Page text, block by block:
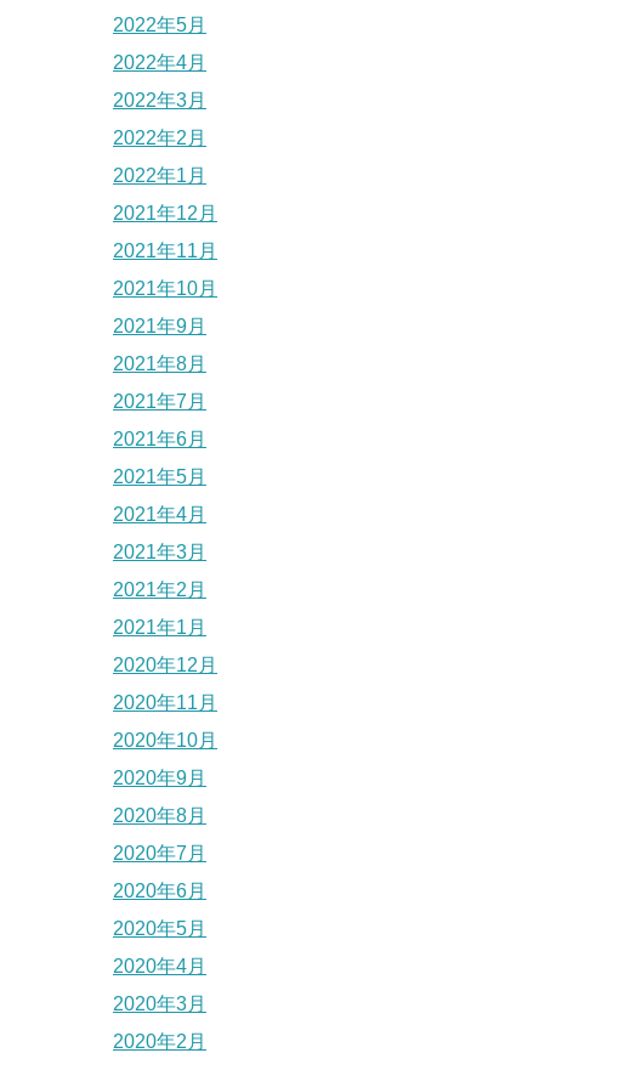
2022年5月
2022年4月
2022年3月
2022年2月
2022年1月
2021年12月
2021年11月
2021年10月
2021年9月
2021年8月
2021年7月
2021年6月
2021年5月
2021年4月
2021年3月
2021年2月
2021年1月
2020年12月
2020年11月
2020年10月
2020年9月
2020年8月
2020年7月
2020年6月
2020年5月
2020年4月
2020年3月
2020年2月